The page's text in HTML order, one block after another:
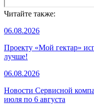
Читайте также:
06.08.2026
Проекту «Мой гектар»
лучше!
06.08.2026
Новости Сервисной
июля по 6 августа